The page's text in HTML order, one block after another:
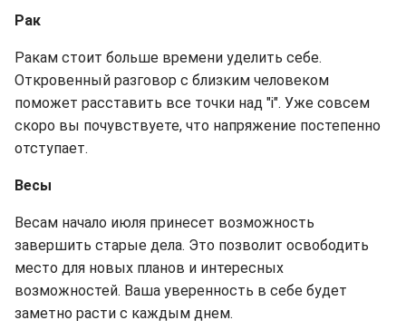
Рак
Ракам стоит больше времени уделить себе.
Откровенный разговор с близким человеком
поможет расставить все точки над "і". Уже совсем
скоро вы почувствуете, что напряжение постепенно
отступает.
Весы
Весам начало июля принесет возможность
завершить старые дела. Это позволит освободить
место для новых планов и интересных
возможностей. Ваша уверенность в себе будет
заметно расти с каждым днем.